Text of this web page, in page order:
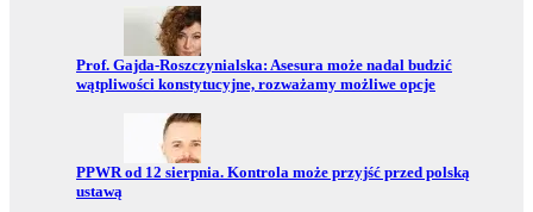
Przejdź do:
Prof. Gajda-Roszczynialska: Asesura może nadal budzić
wątpliwości konstytucyjne, rozważamy możliwe opcje
Przejdź do:
PPWR od 12 sierpnia. Kontrola może przyjść przed polską
ustawą